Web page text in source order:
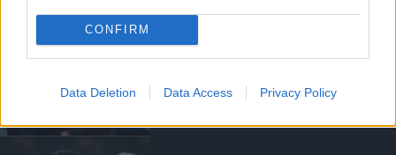
CONFIRM
Data Deletion Data Access Privacy Policy
UTÁNPÓTLÁSLESEN: 4. HÉT